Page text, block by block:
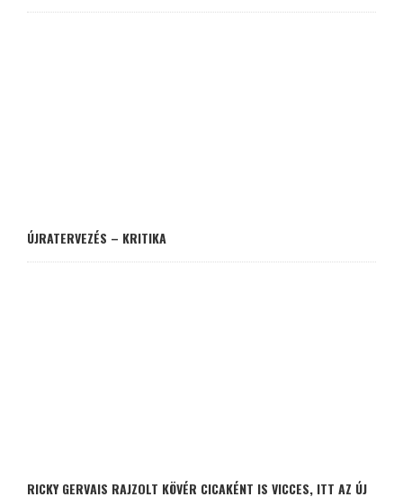
ÚJRATERVEZÉS – KRITIKA
RICKY GERVAIS RAJZOLT KÖVÉR CICAKÉNT IS VICCES, ITT AZ ÚJ